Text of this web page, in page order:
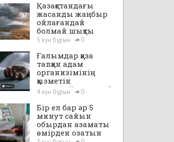
Қазақстандағы
жасанды жаңбыр
ойлағандай
болмай шықты
5 күн бұрын 0
Ғалымдар қаза
тапқан адам
организімінің
қызметін
уақытша“іске қосты”
4 күн бұрын 0
Бір ел бар әр 5
минут сайын
обырдан азаматы
өмірден озатын